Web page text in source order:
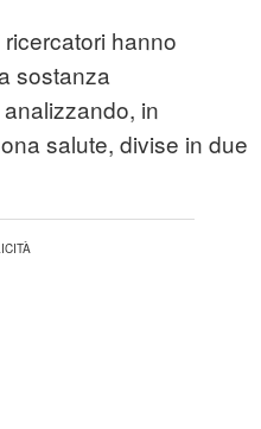
hanno
sostanza
analizzando, in
salute, divise in due